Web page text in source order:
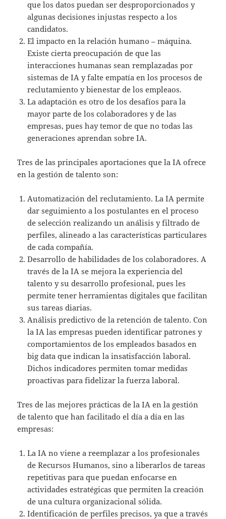
que los datos puedan ser desproporcionados y
algunas decisiones injustas respecto a los
candidatos.
El impacto en la relación humano – máquina.
Existe cierta preocupación de que las
interacciones humanas sean remplazadas por
sistemas de IA y falte empatía en los procesos de
reclutamiento y bienestar de los empleaos.
La adaptación es otro de los desafíos para la
mayor parte de los colaboradores y de las
empresas, pues hay temor de que no todas las
generaciones aprendan sobre IA.
Tres de las principales aportaciones que la IA ofrece
en la gestión de talento son:
Automatización del reclutamiento. La IA permite
dar seguimiento a los postulantes en el proceso
de selección realizando un análisis y filtrado de
perfiles, alineado a las características particulares
de cada compañía.
Desarrollo de habilidades de los colaboradores. A
través de la IA se mejora la experiencia del
talento y su desarrollo profesional, pues les
permite tener herramientas digitales que facilitan
sus tareas diarias.
Análisis predictivo de la retención de talento. Con
la IA las empresas pueden identificar patrones y
comportamientos de los empleados basados en
big data que indican la insatisfacción laboral.
Dichos indicadores permiten tomar medidas
proactivas para fidelizar la fuerza laboral.
Tres de las mejores prácticas de la IA en la gestión
de talento que han facilitado el día a día en las
empresas:
La IA no viene a reemplazar a los profesionales
de Recursos Humanos, sino a liberarlos de tareas
repetitivas para que puedan enfocarse en
actividades estratégicas que permiten la creación
de una cultura organizacional sólida.
Identificación de perfiles precisos, ya que a través